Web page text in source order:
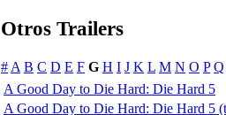
Otros Trailers
# A B C D E F G H I J K L M N O P Q
A Good Day to Die Hard: Die Hard 5
A Good Day to Die Hard: Die Hard 5